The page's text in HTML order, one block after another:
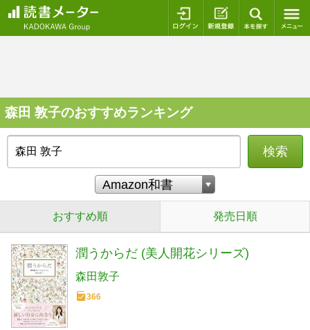
ログイン 新規登録
森田 敦子のおすすめランキング
検索
おすすめ順 発売日順
潤うからだ (美人開花シリーズ)
森田敦子
366